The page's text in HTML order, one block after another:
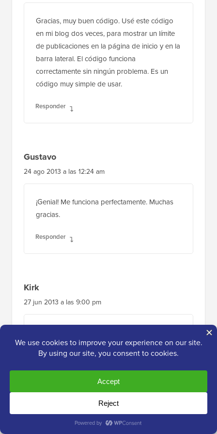
Gracias, muy buen código. Usé este código
en mi blog dos veces, para mostrar un límite
de publicaciones en la página de inicio y en la
barra lateral. El código funciona
correctamente sin ningún problema. Es un
código muy simple de usar.
Responder
Gustavo
24 ago 2013 a las 12:24 am
¡Genial! Me funciona perfectamente. Muchas
gracias.
Responder
Kirk
27 jun 2013 a las 9:00 pm
de publicaciones mostradas usando tu
método, la "cantidad de publicaciones" en el
panel de administración bajo Configuración >
Lectura todavía establece el máximo.
Así, por ejemplo, si establezco ese número a
20 en mi panel de wp-admin y luego dentro
de mi plantilla establezco $count para que